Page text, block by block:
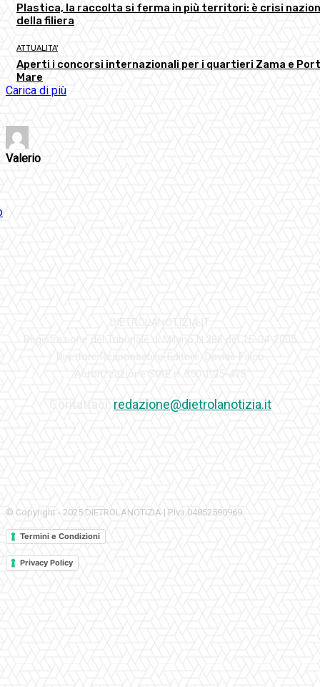
Plastica, la raccolta si ferma in più territori: è crisi
della filiera
ATTUALITA'
Aperti i concorsi internazionali per i quartieri Zama e
Mare
Carica di più
Valerio
redazione@dietrolanotizia.it
© Copyright - 2025 DIETROLANOTIZIA | P.Iva 04852590969
Termini e Condizioni
Privacy Policy